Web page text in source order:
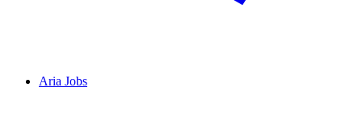
Aria Jobs